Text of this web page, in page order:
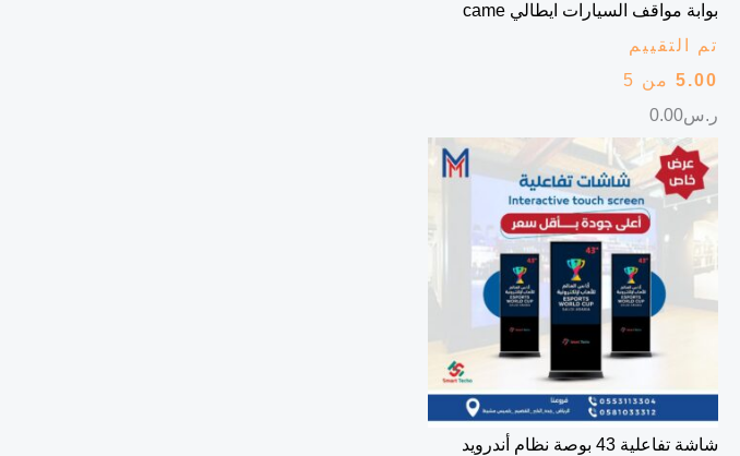
بوابة مواقف السيارات ايطالي came
تم التقييم
5.00 من 5
ر.س0.00
شاشة تفاعلية 43 بوصة نظام أندرويد